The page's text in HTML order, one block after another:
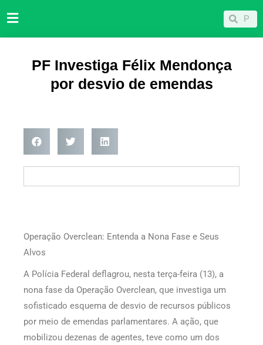
para
Pesquisar
PF Investiga Félix Mendonça
por desvio de emendas
Operação Overclean: Entenda a Nona Fase e Seus
Alvos
A Polícia Federal deflagrou, nesta terça-feira (13), a
nona fase da Operação Overclean, que investiga um
sofisticado esquema de desvio de recursos públicos
por meio de emendas parlamentares. A ação, que
mobilizou dezenas de agentes, teve como um dos